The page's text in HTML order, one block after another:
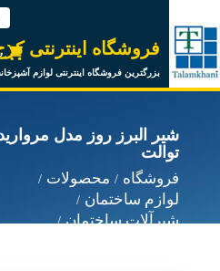
فروشگاه اینترنتی
بزرگترین فروشگاه اینترنتی لوازم
شیر البرز روز مدل
توالت
فروشگاه
محصولات
لوازم ساختمان
شیرآلات ساختمان